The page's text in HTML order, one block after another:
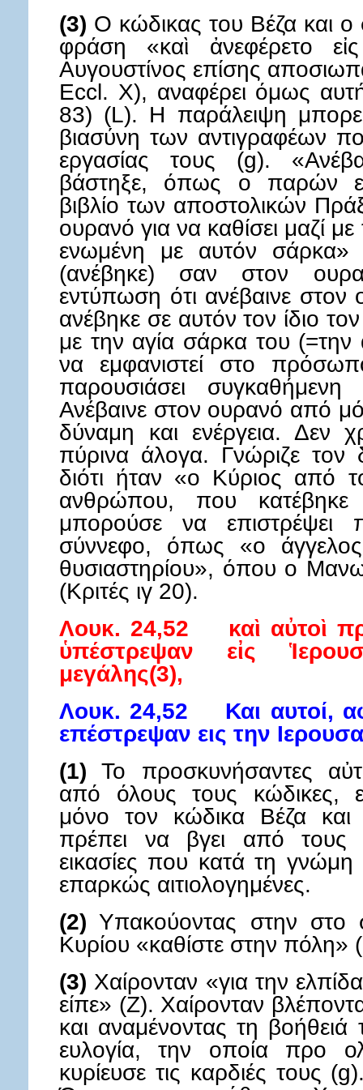
(3) Ο κώδικας του Βέζα και ο
φράση «καὶ ἀνεφέρετο
Αυγουστίνος επίσης
Eccl. X), αναφέρει όμως
83) (L). Η παράλειψη
βιασύνη των αντιγραφέων
εργασίας τους (g).
βάστηξε, όπως ο παρών
βιβλίο των αποστολικών
ουρανό για να καθίσει μαζί
ενωμένη με αυτόν
(ανέβηκε) σαν στον
εντύπωση ότι ανέβαινε
ανέβηκε σε αυτόν τον ίδιο
με την αγία σάρκα του
να εμφανιστεί στο
παρουσιάσει
Ανέβαινε στον ουρανό από
δύναμη και ενέργεια. Δεν
πύρινα άλογα. Γνώριζε
διότι ήταν «ο Κύριος από
ανθρώπου, που
μπορούσε να
σύννεφο, όπως «ο
θυσιαστηρίου», όπου ο
(Κριτές ιγ 20).
Λουκ. 24,52 καὶ αὐτοὶ
ὑπέστρεψαν εἰς
μεγάλης(3),
Λουκ. 24,52 Και αυτοί,
επέστρεψαν εις την
(1) Το προσκυνήσαντες
από όλους τους κώδικες,
μόνο τον κώδικα Βέζα και
πρέπει να βγει από τους
εικασίες που κατά τη γνώμη
επαρκώς αιτιολογημένες.
(2) Υπακούοντας στην στο
Κυρίου «καθίστε στην πόλη»
(3) Χαίρονταν «για την
είπε» (Ζ). Χαίρονταν
και αναμένοντας τη βοήθειά
ευλογία, την οποία προ
κυρίευσε τις καρδιές τους